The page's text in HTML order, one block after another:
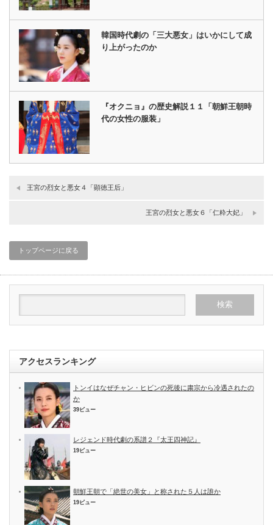
韓国時代劇の「三大悪女」はいかにして成
り上がったのか
『オクニョ』の歴史解説１１「朝鮮王朝時
代の女性の服装」
王宮の烈女と悪女４「顕徳王后」
王宮の烈女と悪女６「仁粋大妃」
トップページに戻る
アクセスランキング
トンイはなぜチャン・ヒビンの死後に粛宗から冷遇されたの
か
39ビュー
レジェンド時代劇の系譜２『太王四神記』
19ビュー
朝鮮王朝で「絶世の美女」と称された５人は誰か
19ビュー